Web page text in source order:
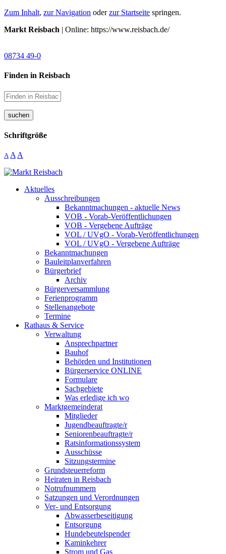
Zum Inhalt, zur Navigation oderzur Startseite springen.
Markt Reisbach | Online: https://www.reisbach.de/
08734 49-0
Finden in Reisbach
suchen
Schriftgröße
A A A
Aktuelles
Ausschreibungen
Bekanntmachungen - aktuelle News
VOB - Vorab-Veröffentlichungen
VOB - Vergebene Aufträge
VOL / UVgO - Vorab-Veröffentlichungen
VOL / UVgO - Vergebene Aufträge
Bekanntmachungen
Bauleitplanverfahren
Bürgerbrief
Archiv
Bürgerversammlung
Ferienprogramm
Stellenangebote
Termine
Rathaus & Service
Verwaltung
Ansprechpartner
Bauhof
Behörden und Institutionen
Bürgerservice ONLINE
Formulare
Sachgebiete
Was erledige ich wo
Marktgemeinderat
Mitglieder
Jugendbeauftragte/r
Seniorenbeauftragte/r
Ratsinformationssystem
Ausschüsse
Sitzungstermine
Grundsteuerreform
Heiraten in Reisbach
Notrufnummern
Satzungen und Verordnungen
Ver- und Entsorgung
Abwasserbeseitigung
Entsorgung
Hundebeutelspender
Kaminkehrer
Strom und Gas